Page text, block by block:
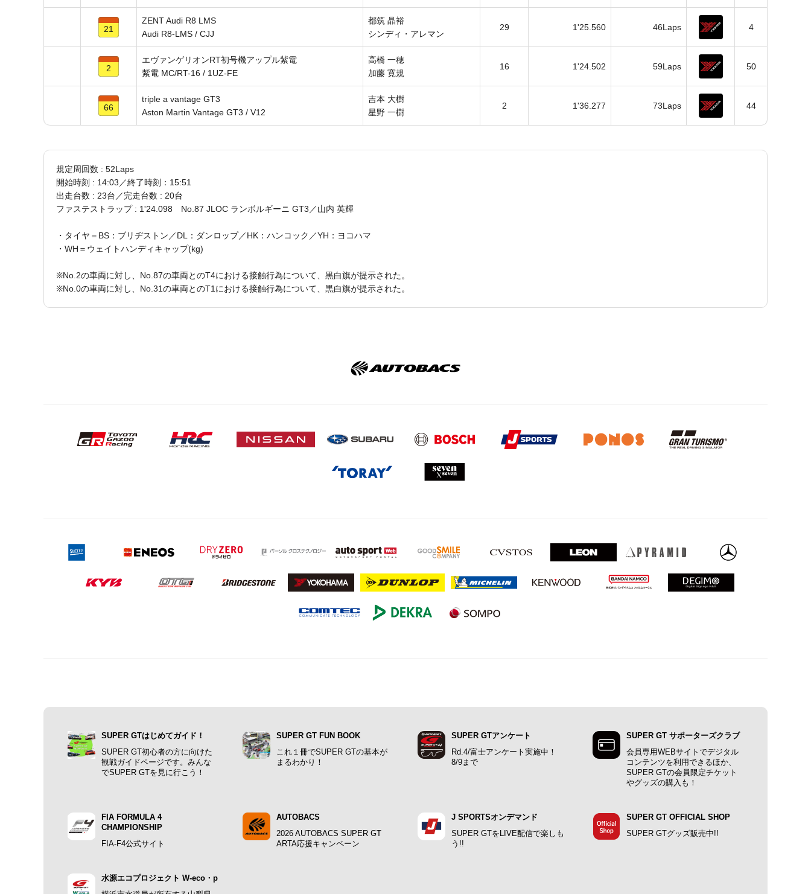
21
ZENT Audi R8 LMS
Audi R8-LMS / CJJ
都筑 晶裕
シンディ・アレマン
29 1'25.560 46Laps 4
2
エヴァンゲリオンRT初号機アップル紫電
紫電 MC/RT-16 / 1UZ-FE
高橋 一穂
加藤 寛規
16 1'24.502 59Laps 50
66
triple a vantage GT3
Aston Martin Vantage GT3 / V12
吉本 大樹
星野 一樹
2 1'36.277 73Laps 44
規定周回数 : 52Laps
開始時刻 : 14:03／終了時刻：15:51
出走台数 : 23台／完走台数 : 20台
ファステストラップ : 1'24.098 No.87 JLOC ランボルギーニ GT3／山内 英輝
・タイヤ＝BS：ブリヂストン／DL：ダンロップ／HK：ハンコック／YH：ヨコハマ
・WH＝ウェイトハンディキャップ(kg)
※No.2の車両に対し、No.87の車両とのT4における接触行為について、黒白旗が提示された。
※No.0の車両に対し、No.31の車両とのT1における接触行為について、黒白旗が提示された。
SUPER GTはじめてガイド！
SUPER GT初心者の方に向けた
観戦ガイドページです。みんな
でSUPER GTを見に行こう！
SUPER GT FUN BOOK
これ１冊でSUPER GTの基本が
まるわかり！
SUPER GTアンケート
Rd.4/富士アンケート実施中！
8/9まで
SUPER GT サポーターズクラブ
会員専用WEBサイトでデジタル
コンテンツを利用できるほか、
SUPER GTの会員限定チケット
やグッズの購入も！
FIA FORMULA 4
CHAMPIONSHIP
FIA-F4公式サイト
AUTOBACS
2026 AUTOBACS SUPER GT
ARTA応援キャンペーン
J SPORTSオンデマンド
SUPER GTをLIVE配信で楽しも
う!!
SUPER GT OFFICIAL SHOP
SUPER GTグッズ販売中!!
水源エコプロジェクト W-eco・p